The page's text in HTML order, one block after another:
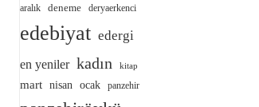
aralık deneme deryaerkenci
edebiyat edergi
en yeniler kadın kitap
mart nisan ocak panzehir